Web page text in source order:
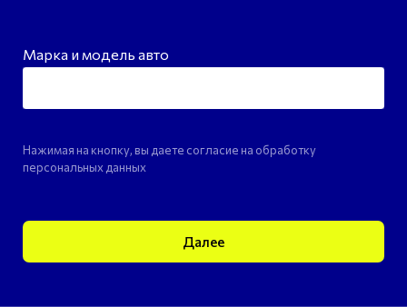
Марка и модель авто
Нажимая на кнопку, вы даете согласие на обработку
персональных данных
Далее